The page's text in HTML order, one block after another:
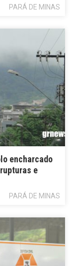
PARÁ DE MINAS
encharcado
e
PARÁ DE MINAS